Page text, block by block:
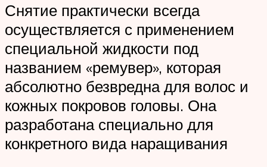
Снятие практически всегда
осуществляется с применением
специальной жидкости под
названием «ремувер», которая
абсолютно безвредна для волос и
кожных покровов головы. Она
разработана специально для
конкретного вида наращивания